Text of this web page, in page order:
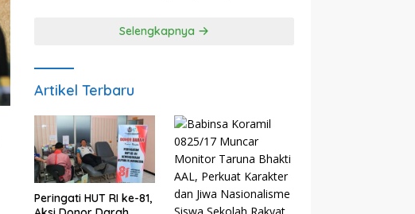
Selengkapnya
Artikel Terbaru
Peringati HUT RI ke-81,